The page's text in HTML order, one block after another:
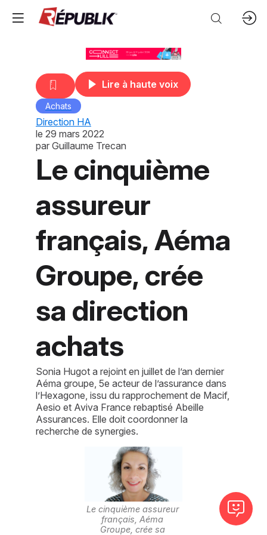
Lire à haute voix
Achats
Direction HA
le 29 mars 2022
par Guillaume Trecan
Le cinquième
assureur
français, Aéma
Groupe, crée
sa direction
achats
Sonia Hugot a rejoint en juillet de l’an dernier
Aéma groupe, 5e acteur de l’assurance dans
l’Hexagone, issu du rapprochement de Macif,
Aesio et Aviva France rebaptisé Abeille
Assurances. Elle doit coordonner la
recherche de synergies.
Le cinquième assureur
français, Aéma
Groupe, crée sa